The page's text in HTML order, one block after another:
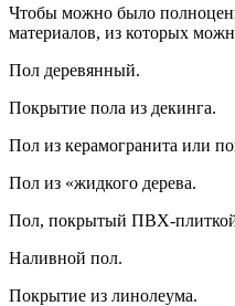
Чтобы можно было
материалов, из которых
Пол деревянный.
Покрытие пола из декинга.
Пол из керамогранита или
Пол из «жидкого дерева.
Пол, покрытый ПВХ-
Наливной пол.
Покрытие из линолеума.